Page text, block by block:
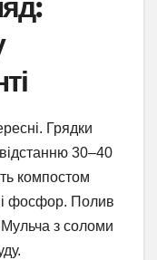
Грядки
30–40
компостом
і фосфор. Полив
з соломи